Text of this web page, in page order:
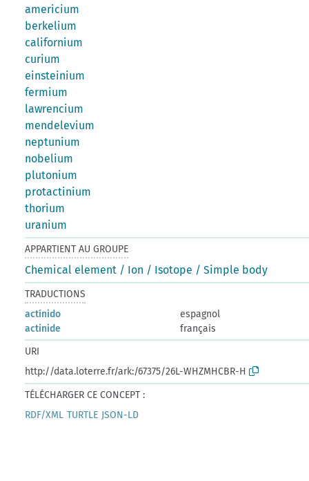
americium
berkelium
californium
curium
einsteinium
fermium
lawrencium
mendelevium
neptunium
nobelium
plutonium
protactinium
thorium
uranium
APPARTIENT AU GROUPE
Chemical element / Ion / Isotope / Simple body
TRADUCTIONS
actínido
espagnol
actinide
français
URI
http://data.loterre.fr/ark:/67375/26L-WHZMHCBR-H
TÉLÉCHARGER CE CONCEPT :
RDF/XML TURTLE JSON-LD